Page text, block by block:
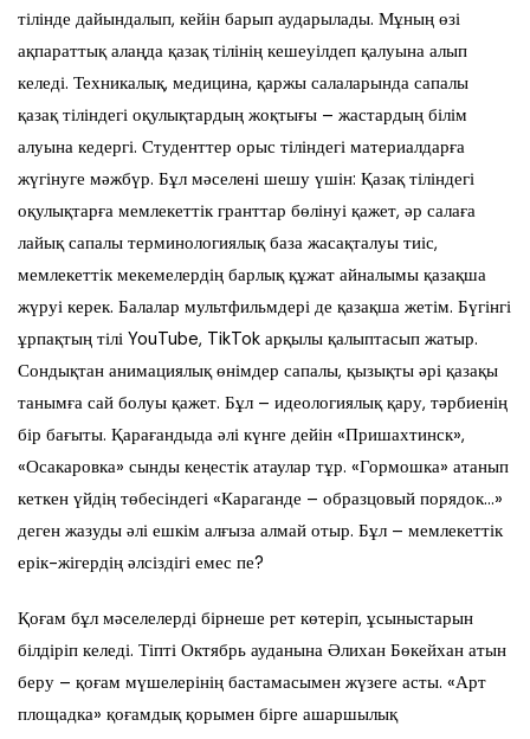
тілінде дайындалып, кейін барып аударылады. Мұның өзі
ақпараттық алаңда қазақ тілінің кешеуілдеп қалуына алып
келеді. Техникалық, медицина, қаржы салаларында сапалы
қазақ тіліндегі оқулықтардың жоқтығы – жастардың білім
алуына кедергі. Студенттер орыс тіліндегі материалдарға
жүгінуге мәжбүр. Бұл мәселені шешу үшін: Қазақ тіліндегі
оқулықтарға мемлекеттік гранттар бөлінуі қажет, әр салаға
лайық сапалы терминологиялық база жасақталуы тиіс,
мемлекеттік мекемелердің барлық құжат айналымы қазақша
жүруі керек. Балалар мультфильмдері де қазақша жетім. Бүгінгі
ұрпақтың тілі YouTube, TikTok арқылы қалыптасып жатыр.
Сондықтан анимациялық өнімдер сапалы, қызықты әрі қазақы
танымға сай болуы қажет. Бұл – идеологиялық қару, тәрбиенің
бір бағыты. Қарағандыда әлі күнге дейін «Пришахтинск»,
«Осакаровка» сынды кеңестік атаулар тұр. «Гормошка» атанып
кеткен үйдің төбесіндегі «Караганде – образцовый порядок…»
деген жазуды әлі ешкім алғыза алмай отыр. Бұл – мемлекеттік
ерік-жігердің әлсіздігі емес пе?
Қоғам бұл мәселелерді бірнеше рет көтеріп, ұсыныстарын
білдіріп келеді. Тіпті Октябрь ауданына Әлихан Бөкейхан атын
беру – қоғам мүшелерінің бастамасымен жүзеге асты. «Арт
площадка» қоғамдық қорымен бірге ашаршылық